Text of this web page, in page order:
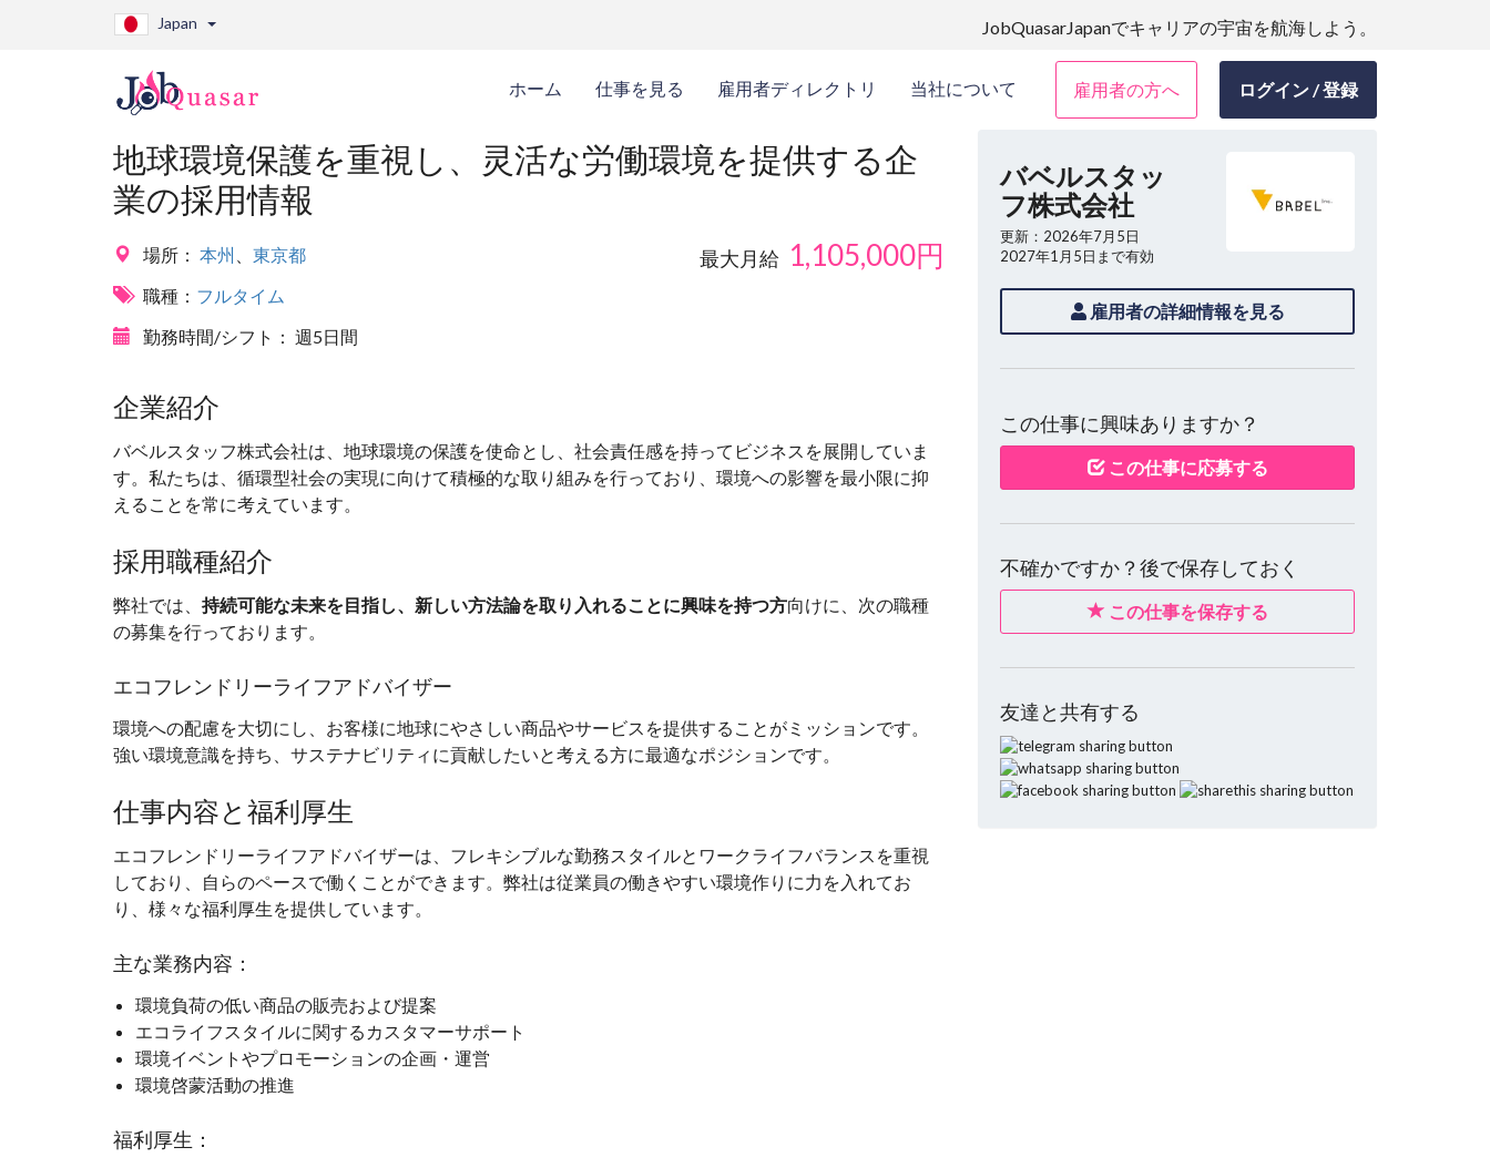
Japan JobQuasarJapanでキャリアの宇宙を航海しよう。
ホーム 仕事を見る 雇用者ディレクトリ 当社について 雇用者の方へ ログイン / 登録
地球環境保護を重視し、灵活な労働環境を提供する企
業の採用情報
場所： 本州
東京都
職種： フルタイム
勤務時間/シフト： 週5日間
最大月給 1,105,000円
企業紹介
バベルスタッフ株式会社は、地球環境の保護を使命とし、社会責任感を持ってビジネスを展開していま
す。私たちは、循環型社会の実現に向けて積極的な取り組みを行っており、環境への影響を最小限に抑
えることを常に考えています。
採用職種紹介
弊社では、 持続可能な未来を目指し、新しい方法論を取り入れることに興味を持つ方向けに、次の職種
の募集を行っております。
エコフレンドリーライフアドバイザー
環境への配慮を大切にし、お客様に地球にやさしい商品やサービスを提供することがミッションです。
強い環境意識を持ち、サステナビリティに貢献したいと考える方に最適なポジションです。
仕事内容と福利厚生
エコフレンドリーライフアドバイザーは、フレキシブルな勤務スタイルとワークライフバランスを重視
しており、自らのペースで働くことができます。弊社は従業員の働きやすい環境作りに力を入れてお
り、様々な福利厚生を提供しています。
主な業務内容：
環境負荷の低い商品の販売および提案
エコライフスタイルに関するカスタマーサポート
環境イベントやプロモーションの企画・運営
環境啓蒙活動の推進
福利厚生：
バベルスタッ
フ株式会社
更新：2026年7月5日
2027年1月5日まで有効
雇用者の詳細情報を見る
この仕事に興味ありますか？
この仕事に応募する
不確かですか？後で保存しておく
この仕事を保存する
友達と共有する